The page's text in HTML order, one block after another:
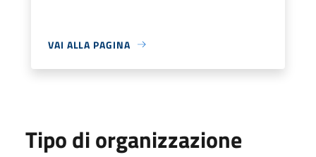
VAI ALLA PAGINA
Tipo di organizzazione